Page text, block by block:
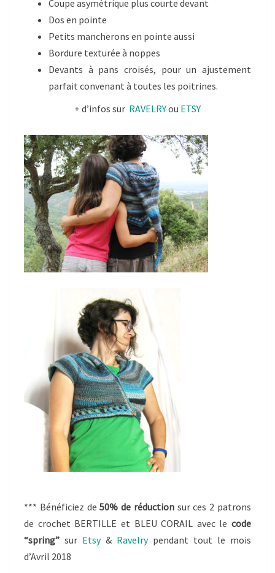
Coupe asymétrique plus courte devant
Dos en pointe
Petits mancherons en pointe aussi
Bordure texturée à noppes
Devants à pans croisés, pour un ajustement
parfait convenant à toutes les poitrines.
+ d’infos sur RAVELRYou ETSY
*** Bénéficiez de50% de réductionsur ces 2 patrons
de crochet BERTILLE et BLEU CORAIL avec le code
“spring” sur Etsy& Ravelrypendant tout le mois
d’Avril 2018